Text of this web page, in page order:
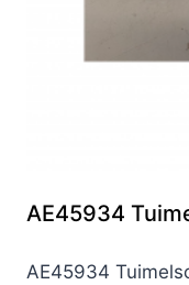
AE45934
AE45934